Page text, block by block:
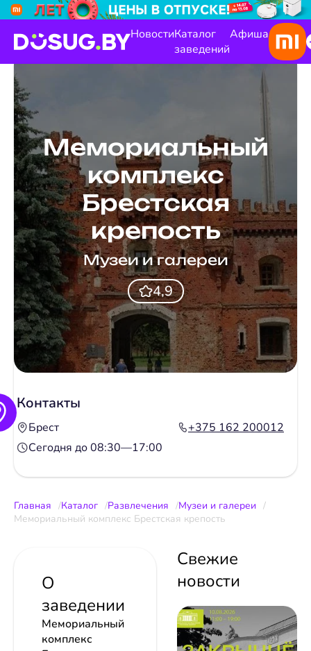
НовостиКаталог
заведений
Афиша
Мемориальный
комплекс
Брестская
крепость
Музеи и галереи
4,9
Контакты
Брест
+375 162 200012
Сегодня до 08:30—17:00
Главная Каталог Развлечения
Музеи и галереи
Мемориальный комплекс Брестская крепость
О
заведении
Мемориальный
комплекс
Свежие
новости